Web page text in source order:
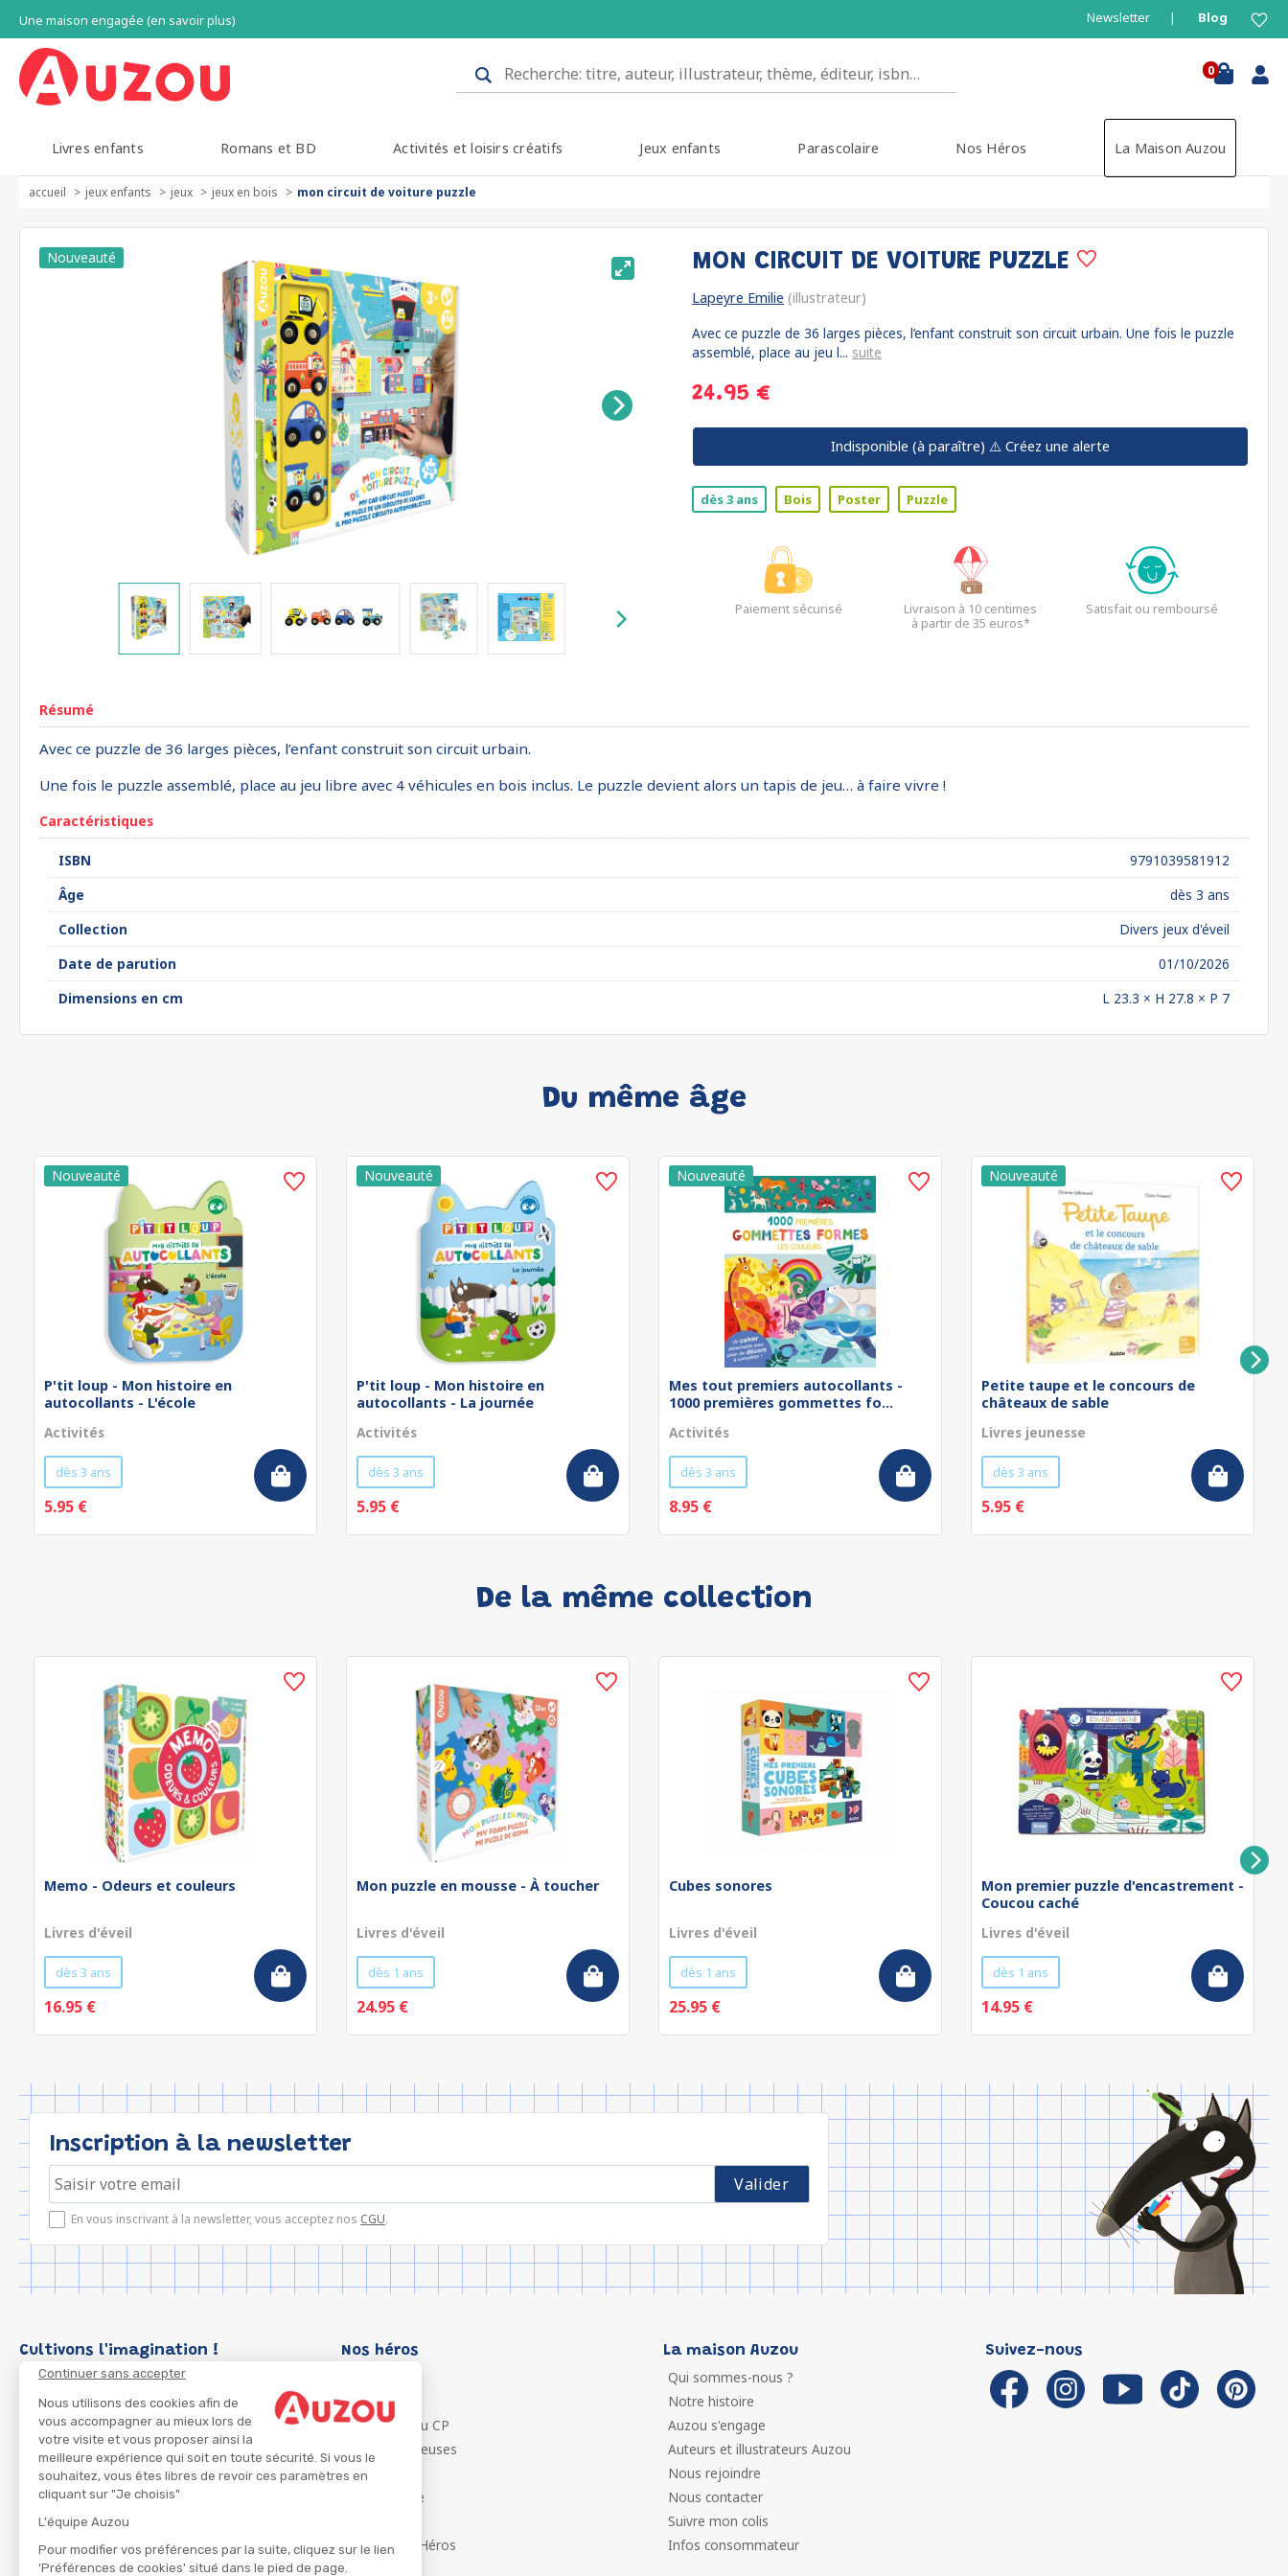
Continuer sans accepter
Nous utilisons des cookies afin de
vous accompagner au mieux lors de
votre visite et vous proposer ainsi la
meilleure expérience qui soit en toute sécurité. Si vous le
souhaitez, vous êtes libres de revoir ces paramètres en
cliquant sur "Je choisis"
L'équipe Auzou
Pour modifier vos préférences par la suite, cliquez sur le lien
'Préférences de cookies' situé dans le pied de page.
Une maison engagée (en savoir plus) Newsletter Blog
0
Livres enfants Romans et BD Activités et loisirs créatifs Jeux enfants Parascolaire Nos Héros La Maison Auzou
accueil jeux enfants jeux jeux en bois mon circuit de voiture puzzle
MON CIRCUIT DE VOITURE PUZZLE
Lapeyre Emilie (illustrateur)
Avec ce puzzle de 36 larges pièces, l’enfant construit son circuit urbain. Une fois le puzzle
assemblé, place au jeu l... suite
24.95 €
Indisponible (à paraître) ⚠️ Créez une alerte
dès 3 ans Bois Poster Puzzle
Paiement sécurisé
Livraison à 10 centimes
à partir de 35 euros*
Satisfait ou remboursé
Résumé
Avec ce puzzle de 36 larges pièces, l’enfant construit son circuit urbain.
Une fois le puzzle assemblé, place au jeu libre avec 4 véhicules en bois inclus. Le puzzle devient alors un tapis de jeu… à faire vivre !
Caractéristiques
ISBN
9791039581912
Âge
dès 3 ans
Collection
Divers jeux d'éveil
Date de parution
01/10/2026
Dimensions en cm
L 23.3 × H 27.8 × P 7
Du même âge
P'tit loup - Mon histoire en
autocollants - L'école
Activités
dès 3 ans
5.95 €
P'tit loup - Mon histoire en
autocollants - La journée
Activités
dès 3 ans
5.95 €
Mes tout premiers autocollants -
1000 premières gommettes fo...
Activités
dès 3 ans
8.95 €
Petite taupe et le concours de
châteaux de sable
Livres jeunesse
dès 3 ans
5.95 €
De la même collection
Memo - Odeurs et couleurs
Livres d'éveil
dès 3 ans
16.95 €
Mon puzzle en mousse - À toucher
Livres d'éveil
dès 1 ans
24.95 €
Cubes sonores
Livres d'éveil
dès 1 ans
25.95 €
Mon premier puzzle d'encastrement -
Coucou caché
Livres d'éveil
dès 1 ans
14.95 €
Inscription à la newsletter
En vous inscrivant à la newsletter, vous acceptez nos CGU.
Cultivons l'imagination ! Nos héros
P'tit Loup
Les Héros du CP
Les Influenceuses
Migali
Petite Taupe
Ma Boîte à Héros
La maison Auzou
Qui sommes-nous ?
Notre histoire
Auzou s'engage
Auteurs et illustrateurs Auzou
Nous rejoindre
Nous contacter
Suivre mon colis
Infos consommateur
Suivez-nous